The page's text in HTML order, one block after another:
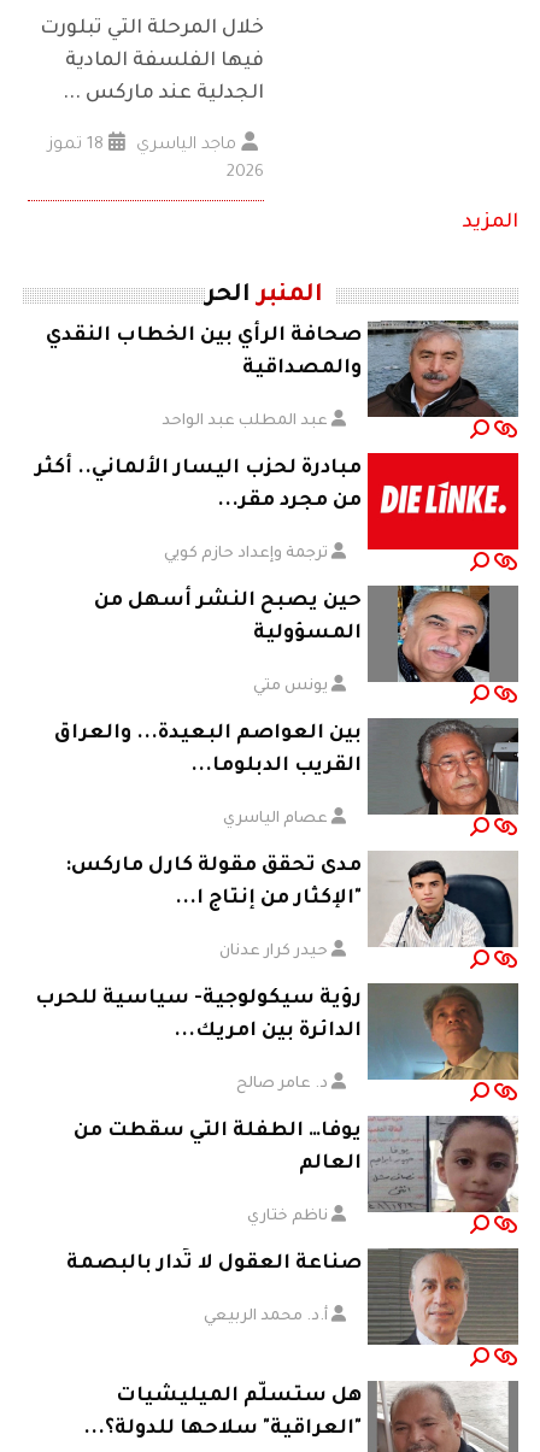
خلال المرحلة التي تبلورت
فيها الفلسفة المادية
الجدلية عند ماركس ...
ماجد الياسري
18 تموز
2026
المزيد
المنبرالحر
صحافة الرأي بين الخطاب النقدي
والمصداقية
عبد المطلب عبد الواحد
مبادرة لحزب اليسار الألماني.. أكثر
من مجرد مقر...
ترجمة وإعداد حازم كويي
حين يصبح النشر أسهل من
المسؤولية
يونس متي
بين العواصم البعيدة... والعراق
القريب الدبلوما...
عصام الياسري
مدى تحقق مقولة كارل ماركس:
"الإكثار من إنتاج ا...
حيدر كرار عدنان
رؤية سيكولوجية- سياسية للحرب
الدائرة بين امريك...
د. عامر صالح
يوفا… الطفلة التي سقطت من
العالم
ناظم ختاري
صناعة العقول لا تُدار بالبصمة
أ.د. محمد الربيعي
هل ستسلّم الميليشيات
"العراقية" سلاحها للدولة؟...